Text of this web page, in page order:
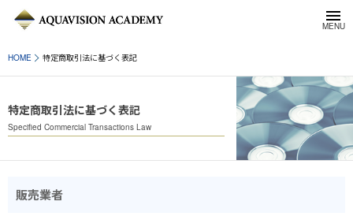
HOME 特定商取引法に基づく表記
特定商取引法に基づく表記
Specified Commercial Transactions Law
販売業者